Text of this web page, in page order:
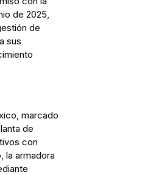
de 2025,
de
sus
marcado
de
con
la armadora